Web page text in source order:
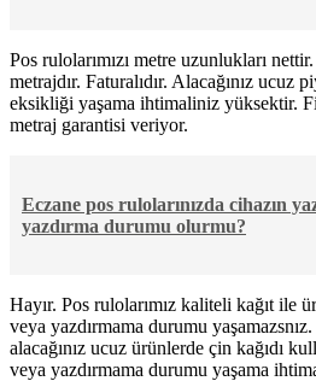
Pos rulolarımızı metre uzunlukları
metrajdır. Faturalıdır. Alacağınız ucuz
eksikliği yaşama ihtimaliniz yüksektir.
metraj garantisi veriyor.
Eczane pos rulolarınızda cihazın
yazdırma durumu olurmu?
Hayır. Pos rulolarımız kaliteli kağıt ile
veya yazdırmama durumu yaşamazsnız.
alacağınız ucuz ürünlerde çin kağıdı
veya yazdırmama durumu yaşama